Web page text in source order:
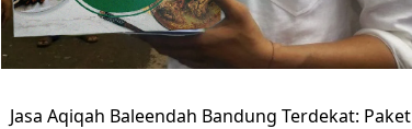
Jasa Aqiqah Baleendah Bandung Terdekat: Paket